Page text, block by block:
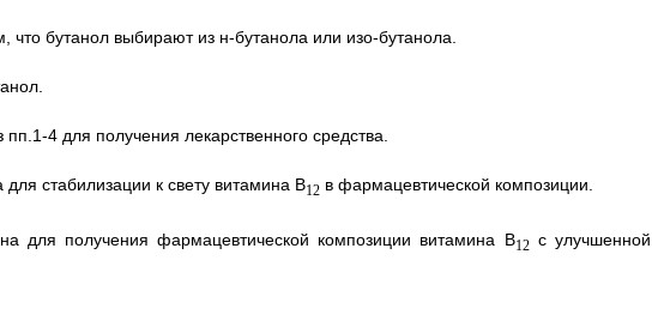
бутанол выбирают из н-бутанола или изо-бутанола.
4 для получения лекарственного средства.
стабилизации к свету витамина В12в фармацевтической композиции.
для получения фармацевтической композиции витамина В12с улучшенной